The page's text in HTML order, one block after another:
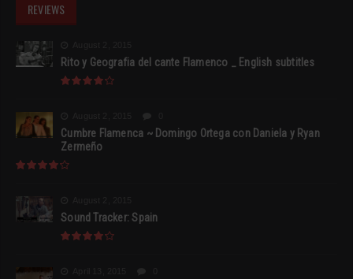
REVIEWS
Rito y Geografia del cante Flamenco _ English subtitles
Cumbre Flamenca ~ Domingo Ortega con Daniela y Ryan
Zermeño
Sound Tracker: Spain